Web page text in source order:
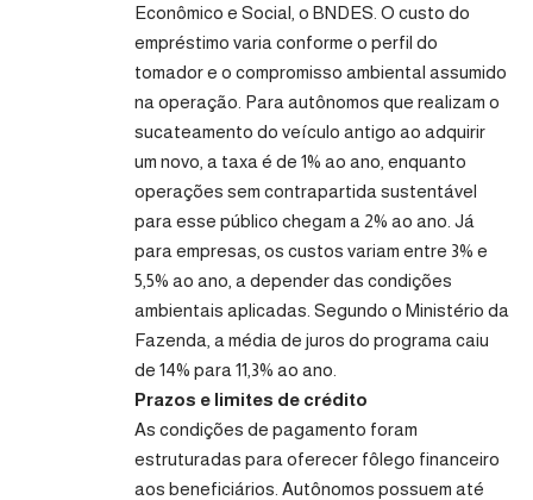
Econômico e Social, o BNDES. O custo do
empréstimo varia conforme o perfil do
tomador e o compromisso ambiental assumido
na operação. Para autônomos que realizam o
sucateamento do veículo antigo ao adquirir
um novo, a taxa é de 1% ao ano, enquanto
operações sem contrapartida sustentável
para esse público chegam a 2% ao ano. Já
para empresas, os custos variam entre 3% e
5,5% ao ano, a depender das condições
ambientais aplicadas. Segundo o Ministério da
Fazenda, a média de juros do programa caiu
de 14% para 11,3% ao ano.
Prazos e limites de crédito
As condições de pagamento foram
estruturadas para oferecer fôlego financeiro
aos beneficiários. Autônomos possuem até